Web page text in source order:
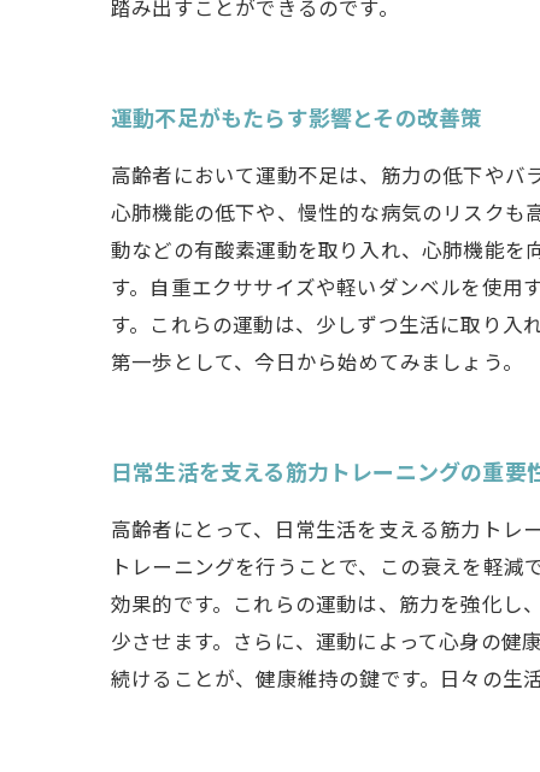
踏み出すことができるのです。
運動不足がもたらす影響とその改善策
高齢者において運動不足は、筋力の低下や
心肺機能の低下や、慢性的な病気のリスクも
動などの有酸素運動を取り入れ、心肺機能を
す。自重エクササイズや軽いダンベルを使用
す。これらの運動は、少しずつ生活に取り入
第一歩として、今日から始めてみましょう。
日常生活を支える筋力トレーニングの重要
高齢者にとって、日常生活を支える筋力ト
トレーニングを行うことで、この衰えを軽
効果的です。これらの運動は、筋力を強化し
少させます。さらに、運動によって心身の健
続けることが、健康維持の鍵です。日々の生